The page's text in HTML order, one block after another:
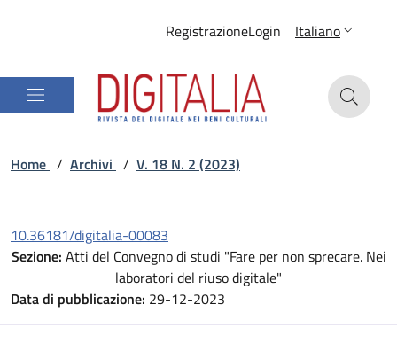
RegistrazioneLogin Italiano
Home / Archivi / V. 18 N. 2 (2023)
10.36181/digitalia-00083
Sezione: Atti del Convegno di studi "Fare per non sprecare. Nei
laboratori del riuso digitale"
Data di pubblicazione: 29-12-2023